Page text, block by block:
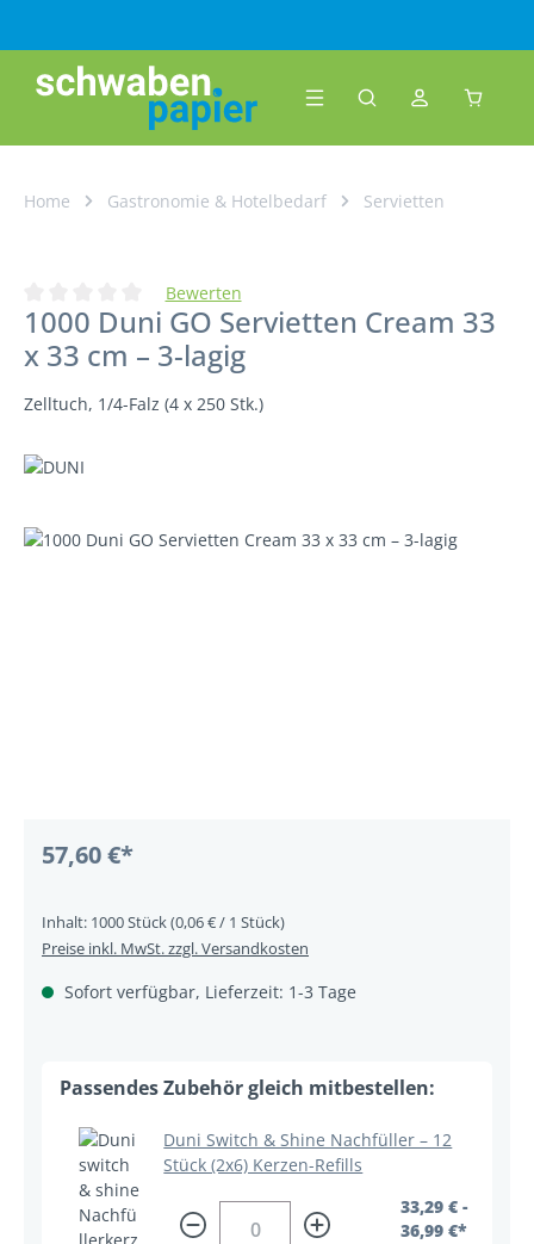
Home Gastronomie & Hotelbedarf Servietten
Durchschnittliche Bewertung von 0 von 5 Sternen
Bewerten
1000 Duni GO Servietten Cream 33
x 33 cm – 3-lagig
Zelltuch, 1/4-Falz (4 x 250 Stk.)
Bildergalerie überspringen
57,60 €*
Inhalt: 1000 Stück(0,06 € / 1 Stück)
Preise inkl. MwSt. zzgl. Versandkosten
Sofort verfügbar, Lieferzeit: 1-3 Tage
Duni Switch & Shine Nachfüller – 12
Stück (2x6) Kerzen-Refills
33,29 € -
36,99 €*